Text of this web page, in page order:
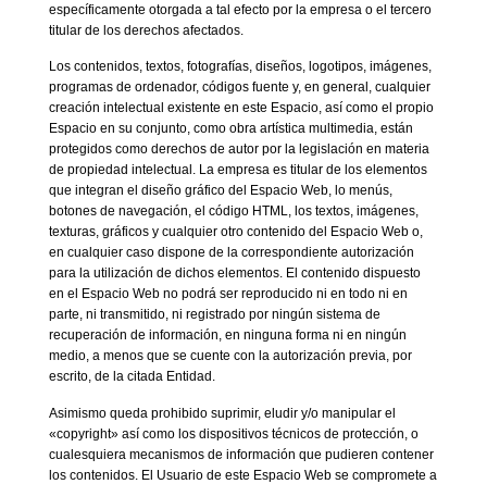
específicamente otorgada a tal efecto por la empresa o el tercero
titular de los derechos afectados.
Los contenidos, textos, fotografías, diseños, logotipos, imágenes,
programas de ordenador, códigos fuente y, en general, cualquier
creación intelectual existente en este Espacio, así como el propio
Espacio en su conjunto, como obra artística multimedia, están
protegidos como derechos de autor por la legislación en materia
de propiedad intelectual. La empresa es titular de los elementos
que integran el diseño gráfico del Espacio Web, lo menús,
botones de navegación, el código HTML, los textos, imágenes,
texturas, gráficos y cualquier otro contenido del Espacio Web o,
en cualquier caso dispone de la correspondiente autorización
para la utilización de dichos elementos. El contenido dispuesto
en el Espacio Web no podrá ser reproducido ni en todo ni en
parte, ni transmitido, ni registrado por ningún sistema de
recuperación de información, en ninguna forma ni en ningún
medio, a menos que se cuente con la autorización previa, por
escrito, de la citada Entidad.
Asimismo queda prohibido suprimir, eludir y/o manipular el
«copyright» así como los dispositivos técnicos de protección, o
cualesquiera mecanismos de información que pudieren contener
los contenidos. El Usuario de este Espacio Web se compromete a